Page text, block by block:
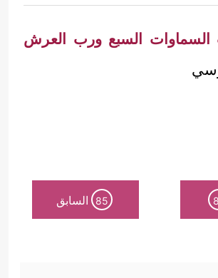
السبع ورب العرش
85 السابق